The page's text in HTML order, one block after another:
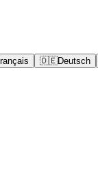
🇩🇪Deutsch